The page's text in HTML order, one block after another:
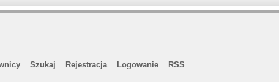
Szukaj Rejestracja Logowanie
RSS